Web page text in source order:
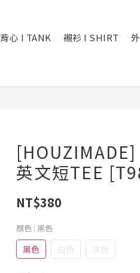
背心 I TANK 襯衫 I SHIRT
英文短TEE
NT$380
顏色 : 黑色
黑色 白色 灰色